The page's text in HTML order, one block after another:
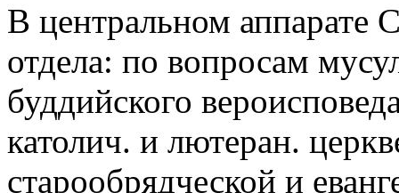
В центральном
отдела: по вопросам
буддийского
католич. и лютеран.
старообрядческой и